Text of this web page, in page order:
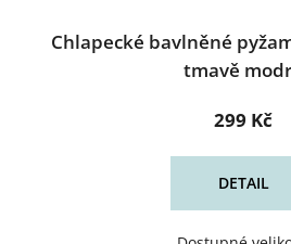
Chlapecké bavlněné
tmavě
299 Kč
DETAIL